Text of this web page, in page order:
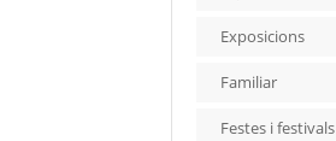
Exposicions
Familiar
Festes i festivals